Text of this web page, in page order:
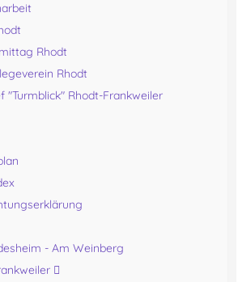
Rhodt
Rhodt
"Turmblick" Rhodt-Frankweiler
- Am Weinberg